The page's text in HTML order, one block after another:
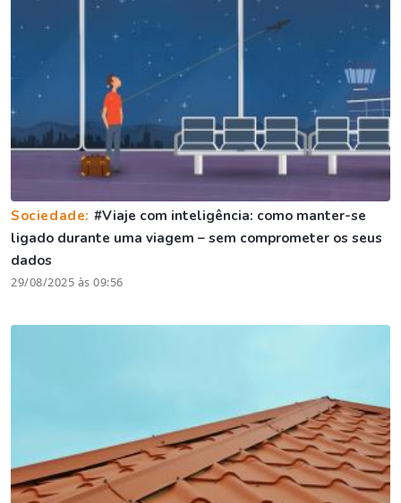
Sociedade: #Viaje com inteligência: como manter-se
ligado durante uma viagem – sem comprometer os seus
dados
29/08/2025 às 09:56